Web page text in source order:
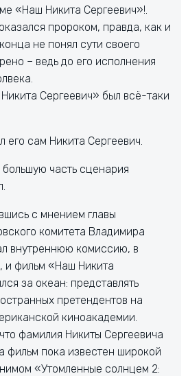
«Наш Никита Сергеевич»!.
пророком, правда, как и
не понял сути своего
– ведь до его исполнения
Сергеевич» был всё-таки
его сам Никита Сергеевич.
часть сценария
с мнением главы
комитета Владимира
внутреннюю комиссию, в
и фильм «Наш Никита
за океан: представлять
претендентов на
киноакадемии.
фамилия Никиты Сергеевича
фильм пока известен широкой
«Утомленные солнцем 2: